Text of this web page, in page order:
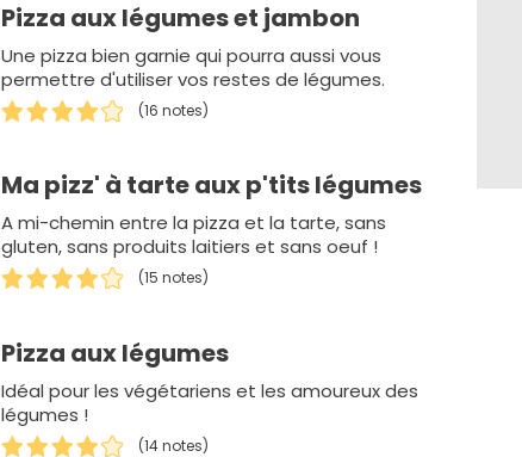
Pizza aux légumes et jambon
Une pizza bien garnie qui pourra aussi vous
permettre d'utiliser vos restes de légumes.
(16 notes)
Ma pizz' à tarte aux p'tits légumes
A mi-chemin entre la pizza et la tarte, sans
gluten, sans produits laitiers et sans oeuf !
(15 notes)
Pizza aux légumes
Idéal pour les végétariens et les amoureux des
légumes !
(14 notes)